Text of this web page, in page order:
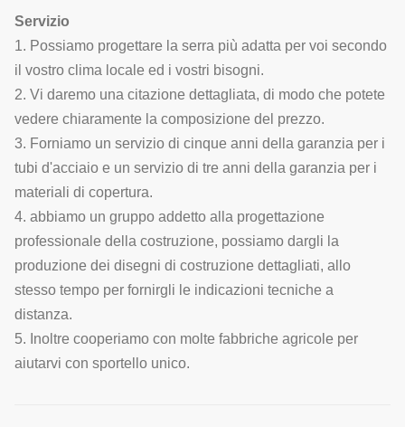
Servizio
1. Possiamo progettare la serra più adatta per voi secondo
il vostro clima locale ed i vostri bisogni.
2. Vi daremo una citazione dettagliata, di modo che potete
vedere chiaramente la composizione del prezzo.
3. Forniamo un servizio di cinque anni della garanzia per i
tubi d'acciaio e un servizio di tre anni della garanzia per i
materiali di copertura.
4. abbiamo un gruppo addetto alla progettazione
professionale della costruzione, possiamo dargli la
produzione dei disegni di costruzione dettagliati, allo
stesso tempo per fornirgli le indicazioni tecniche a
distanza.
5. Inoltre cooperiamo con molte fabbriche agricole per
aiutarvi con sportello unico.